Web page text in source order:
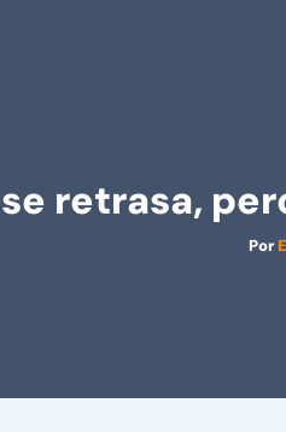
retrasa,
Por